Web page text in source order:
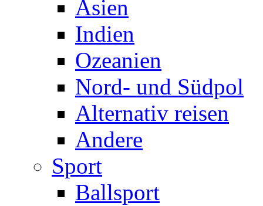
Asien
Indien
Ozeanien
Nord- und Südpol
Alternativ reisen
Andere
Sport
Ballsport